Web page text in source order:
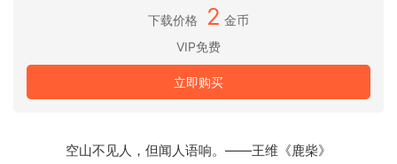
茂密的合成器垫和震撼的低音。
通过将不同的套件与 EDEN 的专业混音预置和宏观性能控制
欢到天亮吧。
下载价格 2 金币
VIP免费
立即购买
空山不见人，但闻人语响。——王维《鹿柴》